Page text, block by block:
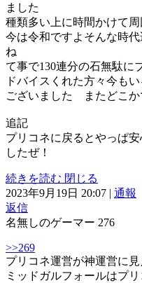
ました
種類多い上に時間かけて
今は令和ですよそんな時
ね
て事で130連分の石無駄に
ドバイスくれた方々今も
ございました またどこか
追記
プリコネに戻るとやっぱ
したぜ！
続きを読む 閉じる
2023年9月19日 20:07 | 通報
返信
名無しのゲーマー 276
>>269
プリコネ運営が神運営に見
ミッドガルフォールはプ